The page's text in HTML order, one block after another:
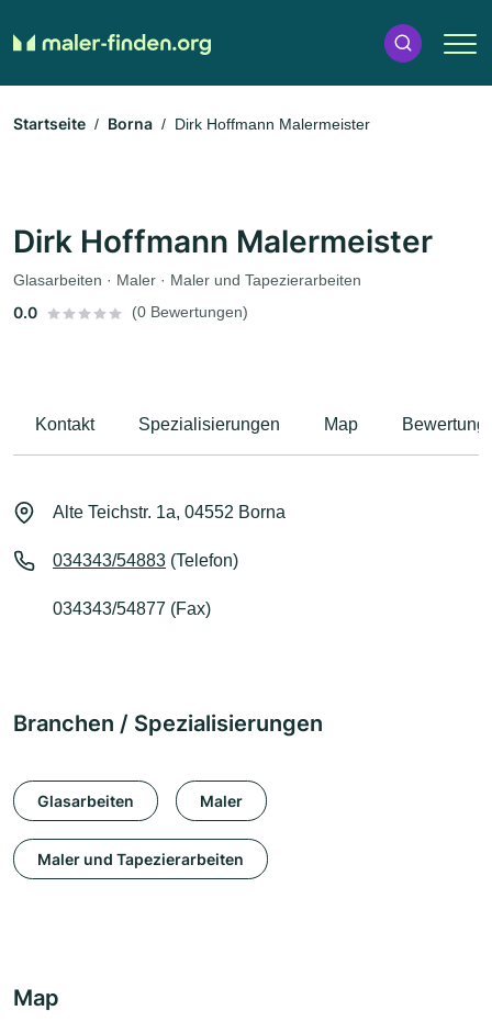
Startseite Borna Dirk Hoffmann Malermeister
Dirk Hoffmann Malermeister
Glasarbeiten · Maler · Maler und Tapezierarbeiten
0.0 (0 Bewertungen)
Kontakt Spezialisierungen Map
Alte Teichstr. 1a, 04552 Borna
034343/54883 (Telefon)
034343/54877 (Fax)
Branchen / Spezialisierungen
Glasarbeiten Maler
Maler und Tapezierarbeiten
Map